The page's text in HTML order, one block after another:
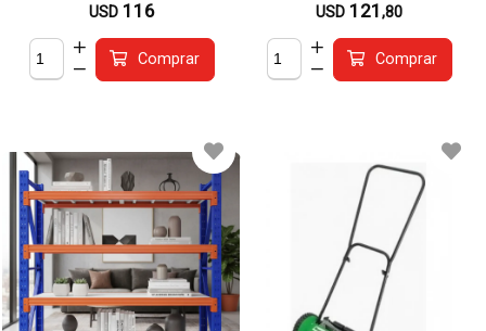
USD 116
Comprar
USD 121,80
Comprar